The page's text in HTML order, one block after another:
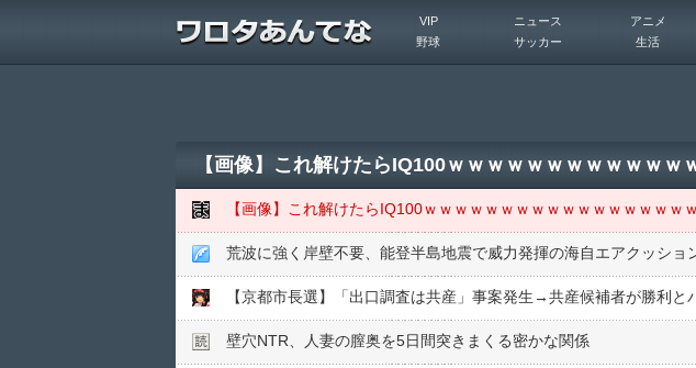
VIP ニュース アニメ
野球
サッカー 生活
【画像】これ解けたらIQ100ｗｗｗｗｗｗｗｗｗｗｗ
【画像】これ解けたらIQ100ｗｗｗｗｗｗｗｗｗｗｗｗｗｗｗｗｗ
荒波に強く岸壁不要、能登半島地震で威力発揮の海自エアクッショ
壁穴NTR、人妻の膣奥を5日間突きまくる密かな関係